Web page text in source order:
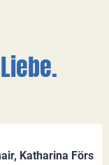
Katharina Förs